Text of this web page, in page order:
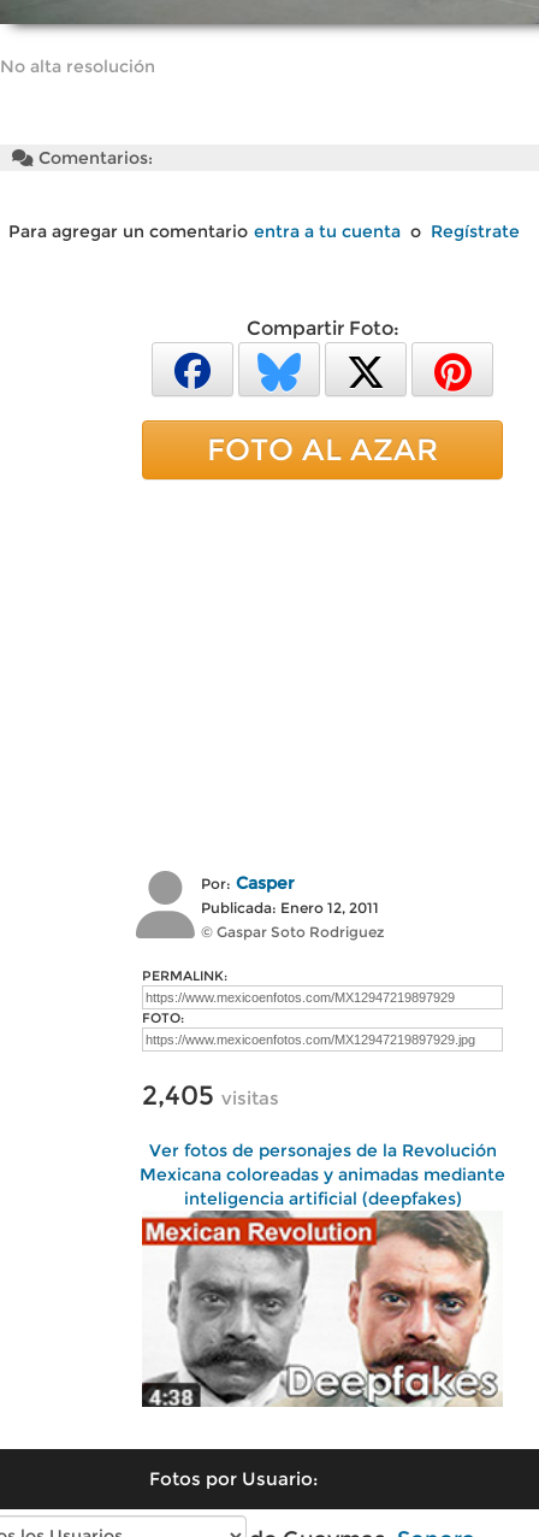
No alta resolución
Comentarios:
Para agregar un comentario entra a tu cuenta o Regístrate
Compartir Foto:
FOTO AL AZAR
Por: Casper
Publicada: Enero 12, 2011
© Gaspar Soto Rodriguez
PERMALINK:
FOTO:
2,405 visitas
Ver fotos de personajes de la Revolución
Mexicana coloreadas y animadas mediante
inteligencia artificial (deepfakes)
Fotos por Usuario: